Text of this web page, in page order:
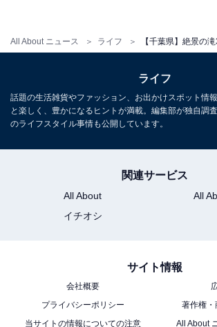
All About ニュース ライフ
【千葉県】まるで外国のよう
SA・東京湾360度絶景PA・
道路SA・PA3選
ライフ
話題の生活雑貨やファッション、お出かけスポット情
と楽しく、豊かになるヒントが満載。編集部が独自調
のライフスタイル事情も公開しています。
関連サービス
All About
All
イチオシ
サイト情報
会社概要
プライバシーポリシー
著作権・
当サイトの情報についての注意
All About